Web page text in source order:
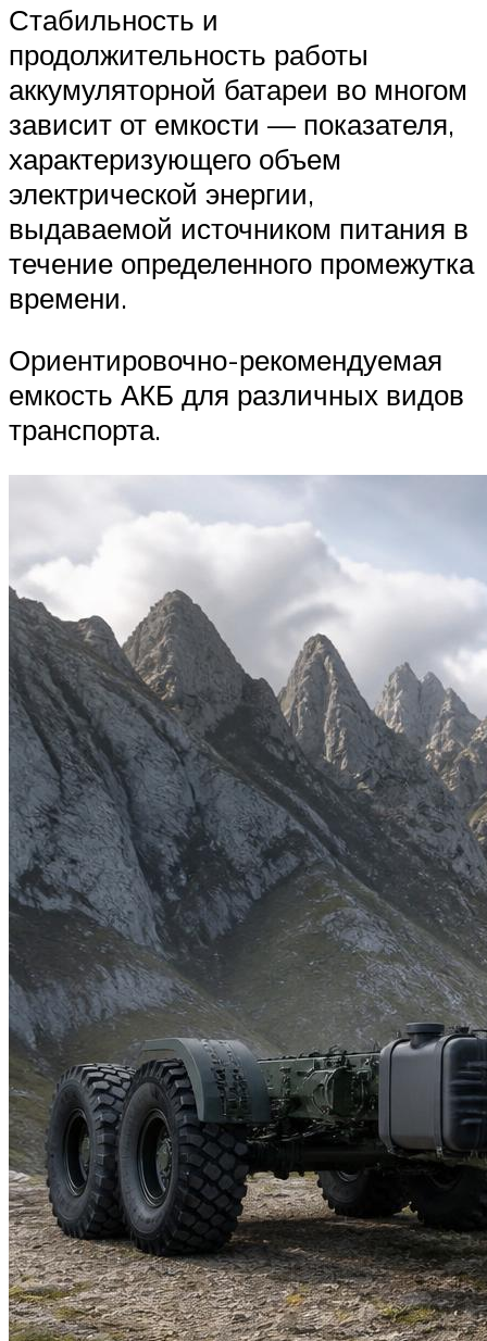
Стабильность и
продолжительность работы
аккумуляторной батареи во многом
зависит от емкости — показателя,
характеризующего объем
электрической энергии,
выдаваемой источником питания в
течение определенного промежутка
времени.
Ориентировочно-рекомендуемая
емкость АКБ для различных видов
транспорта.